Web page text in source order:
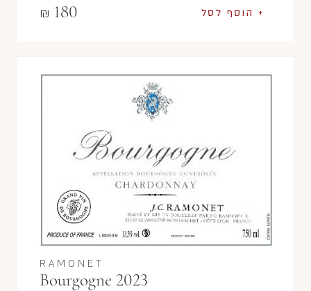
₪ 180 + הוסף לסל
RAMONET
Bourgogne 2023